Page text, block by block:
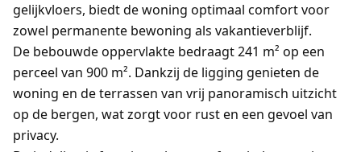
gelijkvloers, biedt de woning optimaal comfort voor
zowel permanente bewoning als vakantieverblijf.
De bebouwde oppervlakte bedraagt 241 m² op een
perceel van 900 m². Dankzij de ligging genieten de
woning en de terrassen van vrij panoramisch uitzicht
op de bergen, wat zorgt voor rust en een gevoel van
privacy.